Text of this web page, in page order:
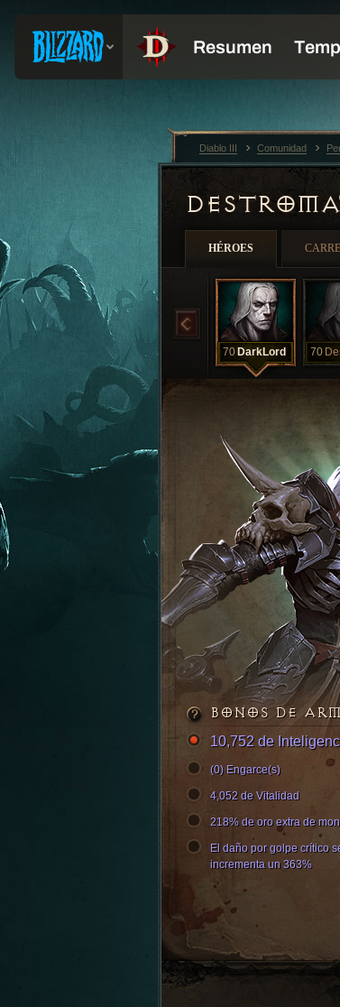
HÉROES
70 DarkLord 70
BONOS DE
10,752 de
(0) Engarce(s)
4,052 de Vitalidad
218% de oro extra de
El daño por golpe crítico
incrementa un 363%
Diablo III Comunidad